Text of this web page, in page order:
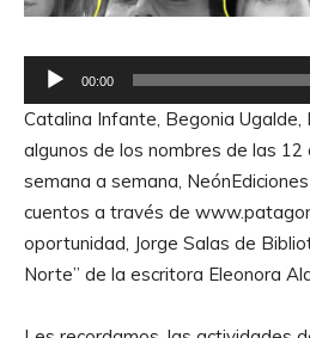
e
p
r
o
d
u
c
00:00
Catalina Infante, Begonia Ugalde,
algunos de los nombres de las 12
semana a semana,
cuentos a través de
oportunidad, Jorge Salas de
Norte” de la escritora Eleonora